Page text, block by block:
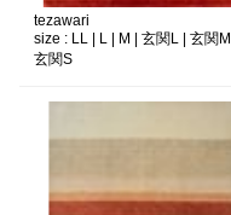
tezawari
size : LL | L | M | 玄関L | 玄関M |
玄関S